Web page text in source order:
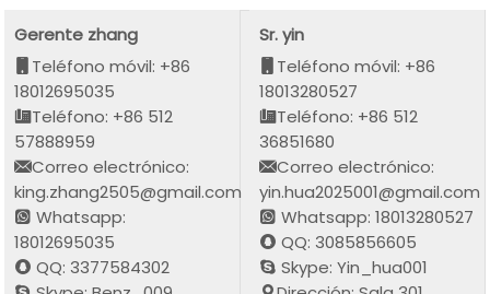
Gerente zhang
Teléfono móvil: +86
18012695035
Teléfono: +86 512
57888959
Correo electrónico:
king.zhang2505@gmail.com
Whatsapp:
18012695035
QQ: 3377584302
Sr. yin
Teléfono móvil: +86
18013280527
Teléfono: +86 512
36851680
Correo electrónico:
yin.hua2025001@gmail.com
Whatsapp: 18013280527
QQ: 3085856605
Skype: Yin_hua001